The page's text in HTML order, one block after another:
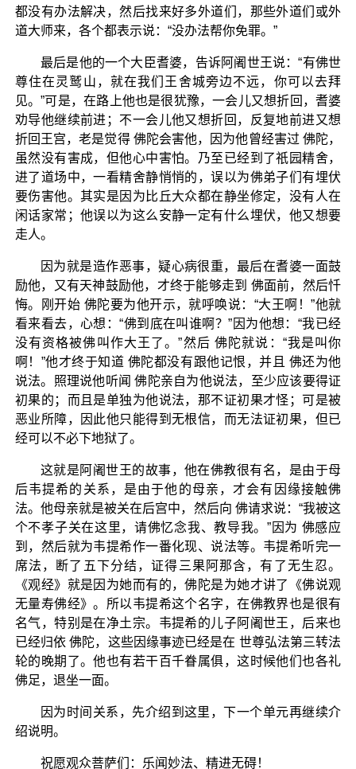
都没有办法解决，然后找来好多外道们，那些外道们或外
道大师来，各个都表示说：“没办法帮你免罪。”
最后是他的一个大臣耆婆，告诉阿阇世王说：“有佛世
尊住在灵鹫山，就在我们王舍城旁边不远，你可以去拜
见。”可是，在路上他也是很犹豫，一会儿又想折回，耆婆
劝导他继续前进；不一会儿他又想折回，反复地前进又想
折回王宫，老是觉得 佛陀会害他，因为他曾经害过 佛陀，
虽然没有害成，但他心中害怕。乃至已经到了祇园精舍，
进了道场中，一看精舍静悄悄的，误以为佛弟子们有埋伏
要伤害他。其实是因为比丘大众都在静坐修定，没有人在
闲话家常；他误以为这么安静一定有什么埋伏，他又想要
走人。
因为就是造作恶事，疑心病很重，最后在耆婆一面鼓
励他，又有天神鼓励他，才终于能够走到 佛面前，然后忏
悔。刚开始 佛陀要为他开示，就呼唤说：“大王啊！”他就
看来看去，心想：“佛到底在叫谁啊？”因为他想：“我已经
没有资格被佛叫作大王了。”然后 佛陀就说：“我是叫你
啊！”他才终于知道 佛陀都没有跟他记恨，并且 佛还为他
说法。照理说他听闻 佛陀亲自为他说法，至少应该要得证
初果的；而且是单独为他说法，那不证初果才怪；可是被
恶业所障，因此他只能得到无根信，而无法证初果，但已
经可以不必下地狱了。
这就是阿阇世王的故事，他在佛教很有名，是由于母
后韦提希的关系，是由于他的母亲，才会有因缘接触佛
法。他母亲就是被关在后宫中，然后向 佛请求说：“我被这
个不孝子关在这里，请佛忆念我、教导我。”因为 佛感应
到，然后就为韦提希作一番化现、说法等。韦提希听完一
席法，断了五下分结，证得三果阿那含，有了无生忍。
《观经》就是因为她而有的，佛陀是为她才讲了《佛说观
无量寿佛经》。所以韦提希这个名字，在佛教界也是很有
名气，特别是在净土宗。韦提希的儿子阿阇世王，后来也
已经归依 佛陀，这些因缘事迹已经是在 世尊弘法第三转法
轮的晚期了。他也有若干百千眷属俱，这时候他们也各礼
佛足，退坐一面。
因为时间关系，先介绍到这里，下一个单元再继续介
绍说明。
祝愿观众菩萨们：乐闻妙法、精进无碍！